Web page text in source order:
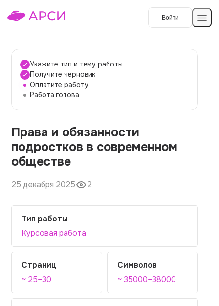
Войти
Темы работ
О сервисе
О компании
Наши гарантии
Вопросы и ответы
Контакты
Укажите тип и тему работы
Получите черновик
Оплатите работу
Работа готова
Права и обязанности
подростков в современном
обществе
25 декабря 2025 2
Тип работы
Курсовая работа
Страниц
~ 25–30
Символов
~ 35000–38000